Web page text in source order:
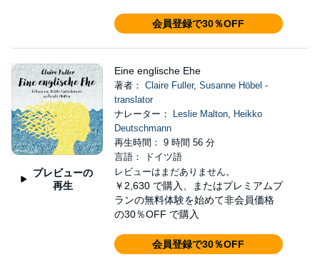
会員登録で30％OFF
プレビューの
再生
Eine englische Ehe
著者： Claire Fuller, Susanne Höbel -
translator
ナレーター：
Leslie Malton, Heikko
Deutschmann
再生時間： 9 時間 56 分
言語： ドイツ語
レビューはまだありません。
￥2,630 で購入、またはプレミアムプ
ランの無料体験を始めて非会員価格
の30％OFF で購入
会員登録で30％OFF